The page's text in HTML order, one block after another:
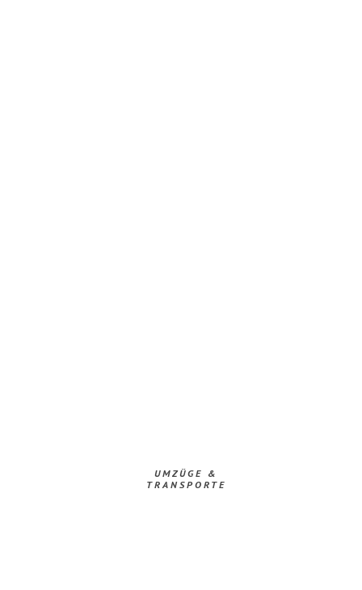
UMZÜGE &
TRANSPORTE